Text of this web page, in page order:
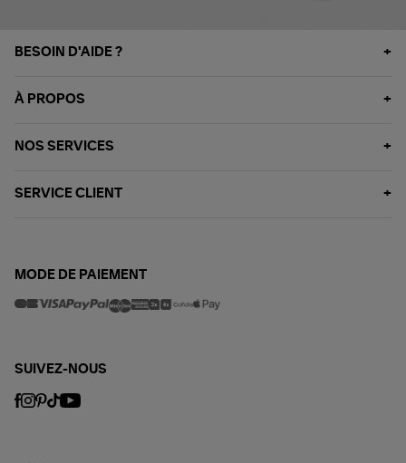
BESOIN D'AIDE ?
À PROPOS
NOS SERVICES
SERVICE CLIENT
MODE DE PAIEMENT
SUIVEZ-NOUS